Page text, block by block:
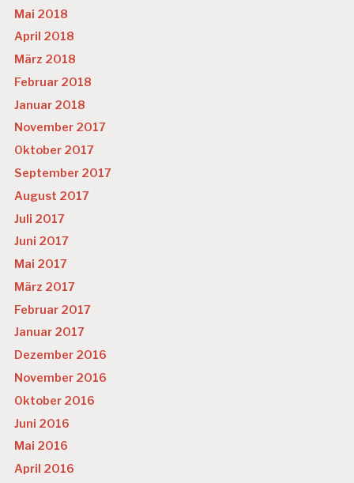
Mai 2018
April 2018
März 2018
Februar 2018
Januar 2018
November 2017
Oktober 2017
September 2017
August 2017
Juli 2017
Juni 2017
Mai 2017
März 2017
Februar 2017
Januar 2017
Dezember 2016
November 2016
Oktober 2016
Juni 2016
Mai 2016
April 2016